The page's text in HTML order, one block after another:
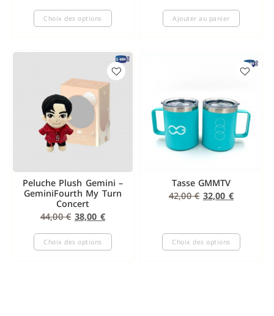
Choix des options Ajouter au panier
Peluche Plush Gemini –
GeminiFourth My Turn
Concert
44,00€ 38,00 €
Choix des options
Tasse GMMTV
42,00€ 32,00 €
Choix des options